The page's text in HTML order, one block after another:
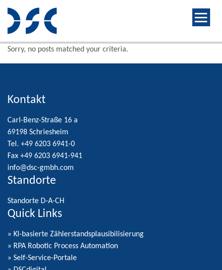
Sorry, no posts matched your criteria.
Kontakt
Carl-Benz-Straße 16 a
69198 Schriesheim
Tel. +49 6203 6941-0
Fax +49 6203 6941-941
info@dsc-gmbh.com
Standorte
Standorte D-A-CH
Quick Links
» KI-basierte Zählerstandsplausibilisierung
» RPA Robotic Process Automation
» Self-Service-Portale